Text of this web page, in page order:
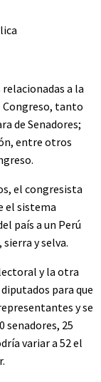
a la
Congreso, tanto
de Senadores;
entre otros
el congresista
el sistema
país a un Perú
y selva.
y la otra
para que
y se
25
variar a 52 el